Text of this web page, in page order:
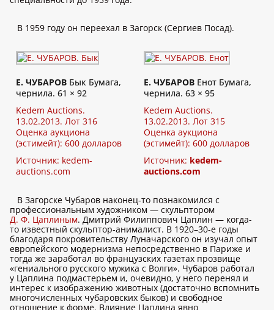
В 1959 году он переехал в Загорск (Сергиев Посад).
Е. ЧУБАРОВ Бык Бумага,
чернила. 61 × 92
Kedem Auctions.
13.02.2013. Лот 316
Оценка аукциона
(эстимейт): 600 долларов
Источник: kedem-
auctions.com
Е. ЧУБАРОВ Енот Бумага,
чернила. 63 × 95
Kedem Auctions.
13.02.2013. Лот 315
Оценка аукциона
(эстимейт): 600 долларов
Источник: kedem-
auctions.com
В Загорске Чубаров наконец-то познакомился с
профессиональным художником — скульптором
Д. Ф. Цаплиным. Дмитрий Филиппович Цаплин — когда-
то известный скульптор-анималист. В 1920–30-е годы
благодаря покровительству Луначарского он изучал опыт
европейского модернизма непосредственно в Париже и
тогда же заработал во французских газетах прозвище
«гениального русского мужика с Волги». Чубаров работал
у Цаплина подмастерьем и, очевидно, у него перенял и
интерес к изображению животных (достаточно вспомнить
многочисленных чубаровских быков) и свободное
отношение к форме. Влияние Цаплина явно